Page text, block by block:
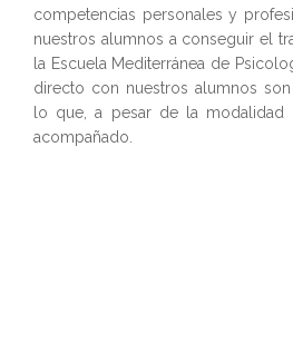
competencias personales y
nuestros alumnos a conseguir el
la Escuela Mediterránea de
directo con nuestros alumnos
lo que, a pesar de la modalidad
acompañado.